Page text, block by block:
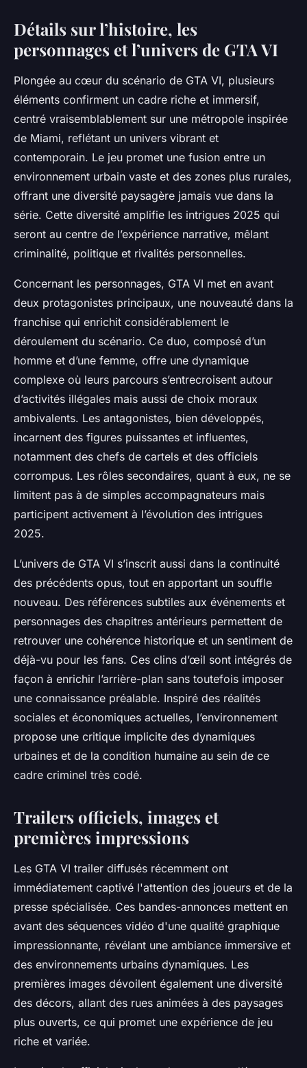
Détails sur l’histoire, les
personnages et l’univers de GTA VI
Plongée au cœur du scénario de GTA VI, plusieurs
éléments confirment un cadre riche et immersif,
centré vraisemblablement sur une métropole inspirée
de Miami, reflétant un univers vibrant et
contemporain. Le jeu promet une fusion entre un
environnement urbain vaste et des zones plus rurales,
offrant une diversité paysagère jamais vue dans la
série. Cette diversité amplifie les intrigues 2025 qui
seront au centre de l’expérience narrative, mêlant
criminalité, politique et rivalités personnelles.
Concernant les personnages, GTA VI met en avant
deux protagonistes principaux, une nouveauté dans la
franchise qui enrichit considérablement le
déroulement du scénario. Ce duo, composé d’un
homme et d’une femme, offre une dynamique
complexe où leurs parcours s’entrecroisent autour
d’activités illégales mais aussi de choix moraux
ambivalents. Les antagonistes, bien développés,
incarnent des figures puissantes et influentes,
notamment des chefs de cartels et des officiels
corrompus. Les rôles secondaires, quant à eux, ne se
limitent pas à de simples accompagnateurs mais
participent activement à l’évolution des intrigues
2025.
L’univers de GTA VI s’inscrit aussi dans la continuité
des précédents opus, tout en apportant un souffle
nouveau. Des références subtiles aux événements et
personnages des chapitres antérieurs permettent de
retrouver une cohérence historique et un sentiment de
déjà-vu pour les fans. Ces clins d’œil sont intégrés de
façon à enrichir l’arrière-plan sans toutefois imposer
une connaissance préalable. Inspiré des réalités
sociales et économiques actuelles, l’environnement
propose une critique implicite des dynamiques
urbaines et de la condition humaine au sein de ce
cadre criminel très codé.
Trailers officiels, images et
premières impressions
Les GTA VI trailer diffusés récemment ont
immédiatement captivé l'attention des joueurs et de la
presse spécialisée. Ces bandes-annonces mettent en
avant des séquences vidéo d'une qualité graphique
impressionnante, révélant une ambiance immersive et
des environnements urbains dynamiques. Les
premières images dévoilent également une diversité
des décors, allant des rues animées à des paysages
plus ouverts, ce qui promet une expérience de jeu
riche et variée.